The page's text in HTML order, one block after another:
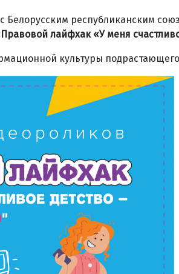
республиканским
лайфхак «У меня
культуры